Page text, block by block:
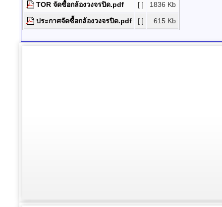
TOR จัดซื้อกล้องวงจรปิด.pdf [ ] 1836 Kb
ประกาศจัดซื้อกล้องวงจรปิด.pdf [ ] 615 Kb